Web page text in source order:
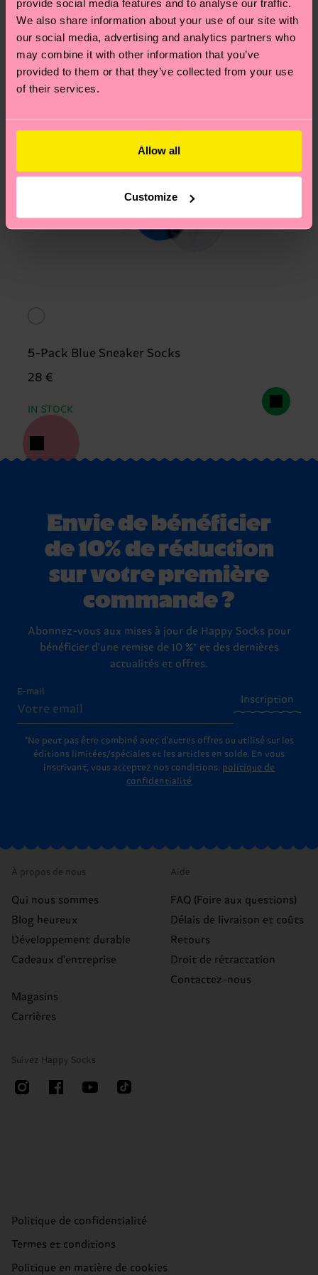
provide social media features and to analyse our traffic.
We also share information about your use of our site with
our social media, advertising and analytics partners who
may combine it with other information that you’ve
provided to them or that they’ve collected from your use
of their services.
Allow all
Customize
5-Pack Blue Sneaker Socks
28 €
IN STOCK
Envie de bénéficier
de 10% de réduction
sur votre première
commande ?
Abonnez-vous aux mises à jour de Happy Socks pour
bénéficier d'une remise de 10 %* et des dernières
actualités et offres.
E-mail
Inscription
*Ne peut pas être combiné avec d'autres offres ou utilisé sur les
éditions limitées/spéciales et les articles en solde. En vous
inscrivant, vous acceptez nos conditions. politique de
confidentialité
À propos de nous
Qui nous sommes
Blog heureux
Développement durable
Cadeaux d'entreprise
Magasins
Carrières
Aide
FAQ (Foire aux questions)
Délais de livraison et coûts
Retours
Droit de rétractation
Contactez-nous
Suivez Happy Socks
Politique de confidentialité
Termes et conditions
Politique en matière de cookies